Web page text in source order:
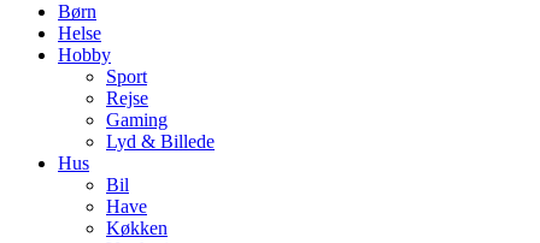
Børn
Helse
Hobby
Sport
Rejse
Gaming
Lyd & Billede
Hus
Bil
Have
Køkken